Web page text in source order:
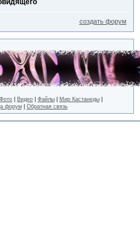
создать форум
Фото Видео Файлы Мир Кастанеды
форум| Обратная связь